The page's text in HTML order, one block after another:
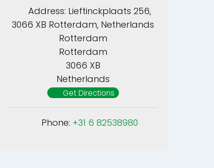
Address: Lieftinckplaats 256,
3066 XB Rotterdam, Netherlands
Rotterdam
Rotterdam
3066 XB
Netherlands
Get Directions
Phone: +31 6 82538980